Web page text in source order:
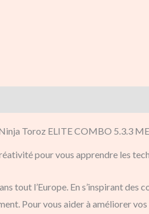
Toroz ELITE COMBO 5.3.3
pour vous apprendre les
tout l’Europe. En s’inspirant
Pour vous aider à améliorer